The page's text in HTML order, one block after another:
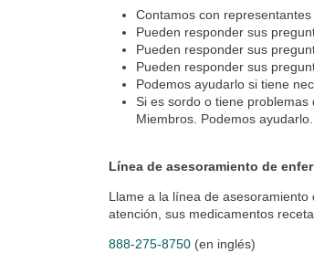
Contamos con
Pueden responder sus
Pueden responder sus
Pueden responder sus
Podemos ayudarlo si tiene
Si es sordo o tiene
Miembros. Podemos ayudarlo.
Línea de asesoramiento de
Llame a la línea de
atención, sus medicamentos
888-275-8750 (en inglés)